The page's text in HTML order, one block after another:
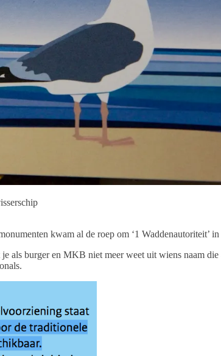
kwam al de roep om ‘1 Waddenautoriteit’
als burger en MKB niet meer weet uit wiens naam